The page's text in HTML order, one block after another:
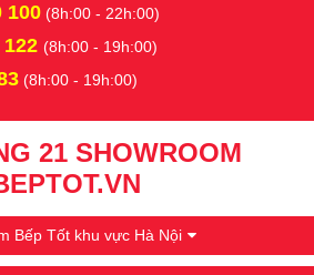
100 (8h:00 - 22h:00)
122 (8h:00 - 19h:00)
(8h:00 - 19h:00)
21 SHOWROOM
Bếp Tốt khu vực Hà Nội